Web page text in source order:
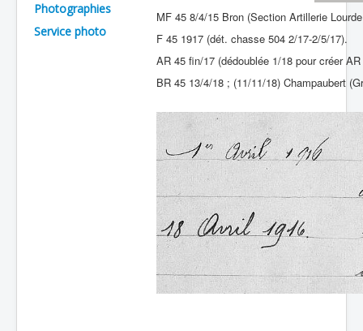
Les As
Photographies
Service photo
MF 45 8/4/15 Bron (Section Artillerie
F 45 1917 (dét. chasse 504 2/17-2/5/17).
AR 45 fin/17 (dédoublée 1/18 pour créer
BR 45 13/4/18 ; (11/11/18) Champaubert